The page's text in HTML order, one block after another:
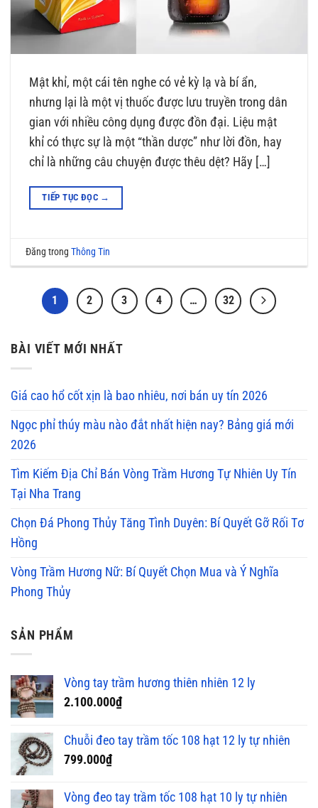
Mật khỉ, một cái tên nghe có vẻ kỳ lạ và bí ẩn,
nhưng lại là một vị thuốc được lưu truyền trong dân
gian với nhiều công dụng được đồn đại. Liệu mật
khỉ có thực sự là một “thần dược” như lời đồn, hay
chỉ là những câu chuyện được thêu dệt? Hãy […]
TIẾP TỤC ĐỌC →
Đăng trongThông Tin
1 2 3 4 … 32
BÀI VIẾT MỚI NHẤT
Giá cao hổ cốt xịn là bao nhiêu, nơi bán uy tín 2026
Ngọc phỉ thúy màu nào đắt nhất hiện nay? Bảng giá mới
2026
Tìm Kiếm Địa Chỉ Bán Vòng Trầm Hương Tự Nhiên Uy Tín
Tại Nha Trang
Chọn Đá Phong Thủy Tăng Tình Duyên: Bí Quyết Gỡ Rối Tơ
Hồng
Vòng Trầm Hương Nữ: Bí Quyết Chọn Mua và Ý Nghĩa
Phong Thủy
SẢN PHẨM
Vòng tay trầm hương thiên nhiên 12 ly
2.100.000₫
Chuỗi đeo tay trầm tốc 108 hạt 12 ly tự nhiên
799.000₫
Vòng đeo tay trầm tốc 108 hạt 10 ly tự nhiên